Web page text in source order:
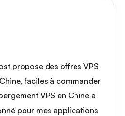
propose des offres VPS
faciles à commander
VPS en Chine a
pour mes applications